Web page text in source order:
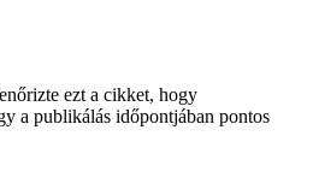
ezt a cikket, hogy
a publikálás időpontjában pontos